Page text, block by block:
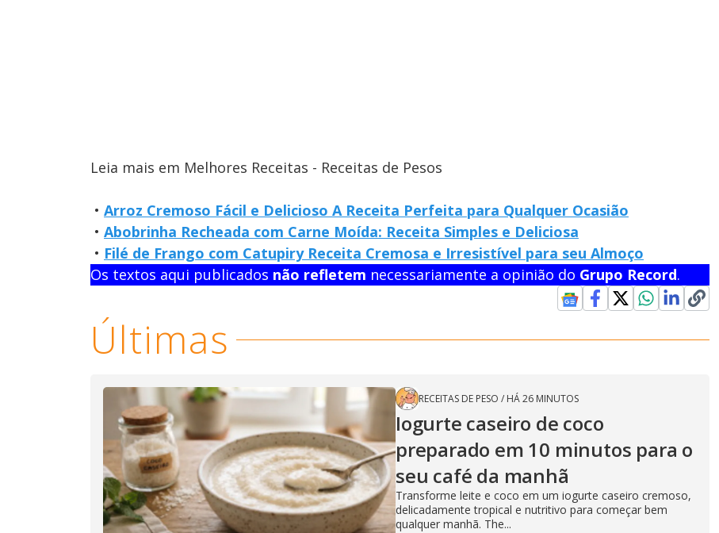
Leia mais em Melhores Receitas - Receitas de Pesos
• Arroz Cremoso Fácil e Delicioso A Receita Perfeita para Qualquer Ocasião
• Abobrinha Recheada com Carne Moída: Receita Simples e Deliciosa
• Filé de Frango com Catupiry Receita Cremosa e Irresistível para seu Almoço
Os textos aqui publicados não refletem necessariamente a opinião do Grupo Record.
Últimas
RECEITAS DE PESO / HÁ 26 MINUTOS
Iogurte caseiro de coco
preparado em 10 minutos para o
seu café da manhã
Transforme leite e coco em um iogurte caseiro cremoso,
delicadamente tropical e nutritivo para começar bem
qualquer manhã. The...